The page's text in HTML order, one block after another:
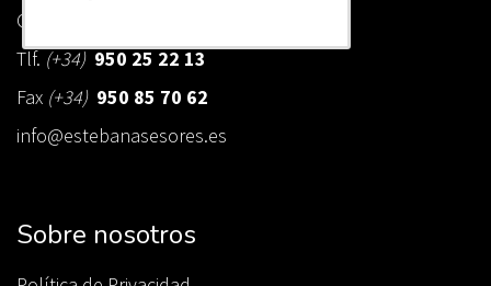
C/ Minas de Gádor 8, 04009 Almería.
Tlf. (+34) 950 25 22 13
Fax (+34) 950 85 70 62
info@estebanasesores.es
Sobre nosotros